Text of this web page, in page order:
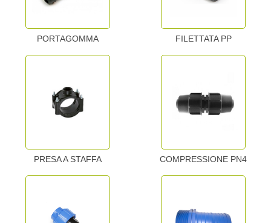
PORTAGOMMA FILETTATA PP
PRESA A STAFFA COMPRESSIONE PN4